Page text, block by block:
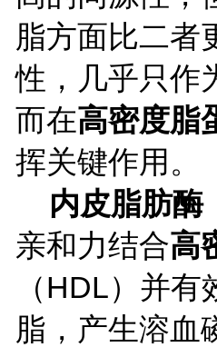
脂方面比二者
性，几乎只作
而在高密度脂
挥关键作用。
内皮脂肪酶
亲和力结合高
（HDL）并有
脂，产生溶血